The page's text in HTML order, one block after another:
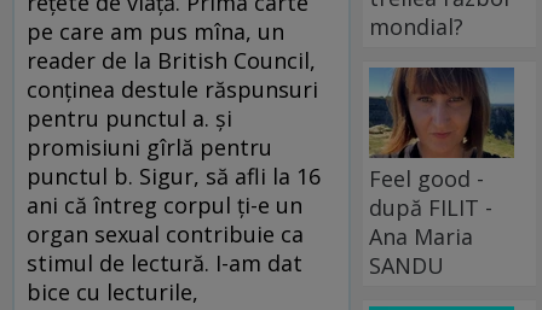
pe care am pus mîna, un
reader de la British Council,
conţinea destule răspunsuri
pentru punctul a. şi
promisiuni gîrlă pentru
punctul b. Sigur, să afli la 16
ani că întreg corpul ţi-e un
organ sexual contribuie ca
stimul de lectură. I-am dat
bice cu lecturile,
mondial?
Feel good -
după FILIT -
Ana Maria
SANDU